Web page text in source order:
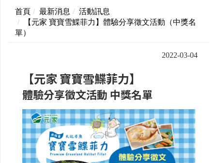
首頁 最新消息
活動訊息
【元家 寶寶雪鰈菲力】體驗分享徵文活動（中獎名
單）
2022-03-04
【元家 寶寶雪鰈菲力】
體驗分享徵文活動 中獎名單